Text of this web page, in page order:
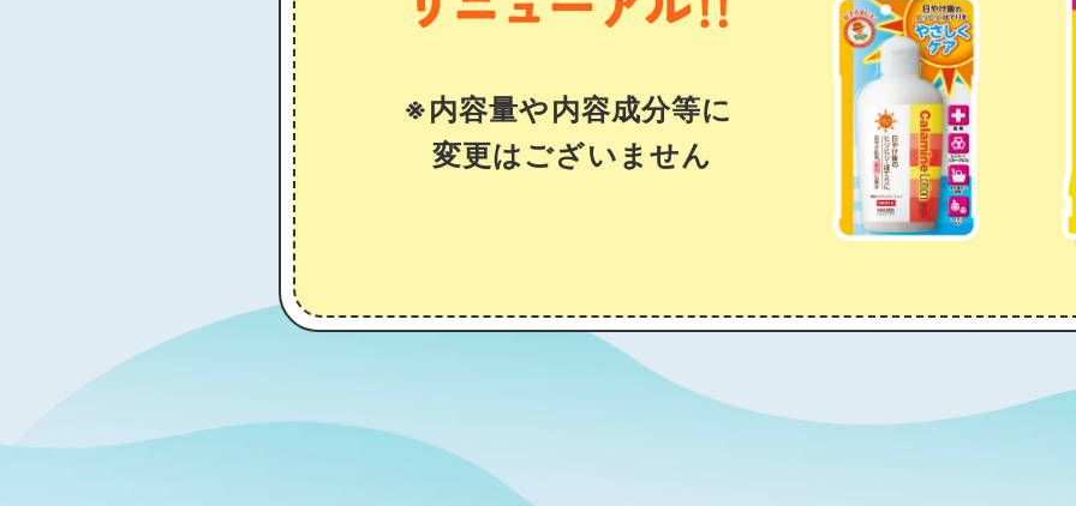
※内容量や内容成分等に
変更はございません